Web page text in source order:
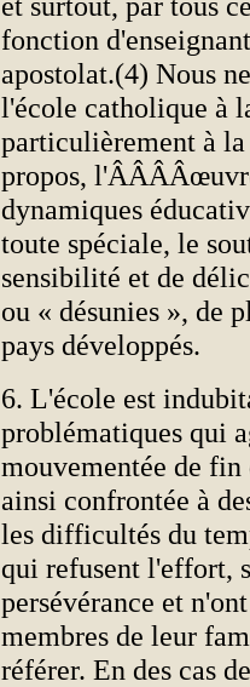
fonction
apostolat.(4) Nous
l'école catholique à
particulièrement à
propos,
dynamiques
toute spéciale, le
sensibilité et de
ou « désunies », de
pays développés.
6. L'école est
problématiques qui
mouvementée de
ainsi confrontée à
les difficultés du
qui refusent l'effort,
persévérance et
membres de leur
référer. En des cas